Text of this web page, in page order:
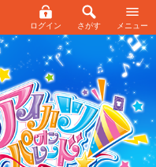
ログイン さがす メニュー